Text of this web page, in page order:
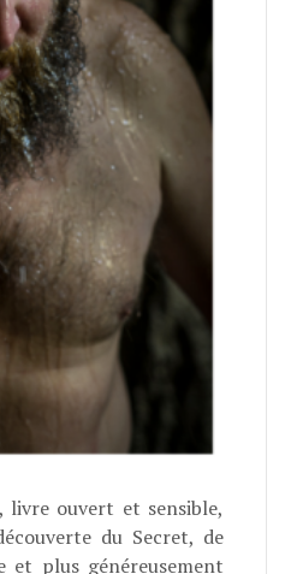
livre ouvert et sensible,
du Secret, de
et plus généreusement